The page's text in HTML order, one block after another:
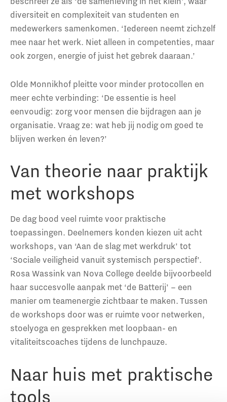
diversiteit en complexiteit van studenten en
medewerkers samenkomen. ‘Iedereen neemt zichzelf
mee naar het werk. Niet alleen in competenties, maar
ook zorgen, energie of juist het gebrek daaraan.’
Olde Monnikhof pleitte voor minder protocollen en
meer echte verbinding: ‘De essentie is heel
eenvoudig: zorg voor mensen die bijdragen aan je
organisatie. Vraag ze: wat heb jij nodig om goed te
blijven werken én leven?’
Van theorie naar praktijk
met workshops
De dag bood veel ruimte voor praktische
toepassingen. Deelnemers konden kiezen uit acht
workshops, van ‘Aan de slag met werkdruk’ tot
‘Sociale veiligheid vanuit systemisch perspectief’.
Rosa Wassink van Nova College deelde bijvoorbeeld
haar succesvolle aanpak met ‘de Batterij’ – een
manier om teamenergie zichtbaar te maken. Tussen
de workshops door was er ruimte voor netwerken,
stoelyoga en gesprekken met loopbaan- en
vitaliteitscoaches tijdens de lunchpauze.
Naar huis met praktische
tools